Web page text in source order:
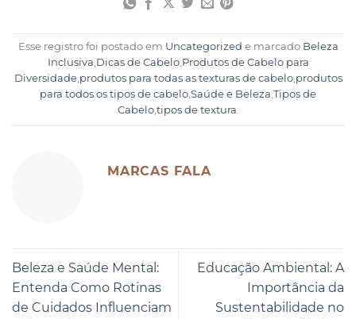
Esse registro foi postado em Uncategorized e marcado Beleza
Inclusiva,Dicas de Cabelo,Produtos de Cabelo para
Diversidade,produtos para todas as texturas de cabelo,produtos
para todos os tipos de cabelo,Saúde e Beleza,Tipos de
Cabelo,tipos de textura.
MARCAS FALA
Beleza e Saúde Mental:
Entenda Como Rotinas
de Cuidados Influenciam
Educação Ambiental: A
Importância da
Sustentabilidade no